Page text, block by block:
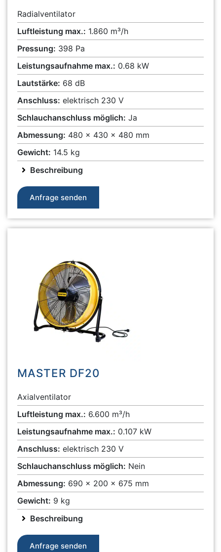
Radialventilator
Luftleistung max.: 1.860 m³/h
Pressung: 398 Pa
Leistungsaufnahme max.: 0.68 kW
Lautstärke: 68 dB
Anschluss: elektrisch 230 V
Schlauchanschluss möglich: Ja
Abmessung: 480 x 430 x 480 mm
Gewicht: 14.5 kg
Beschreibung
Anfrage senden
MASTER DF20
Axialventilator
Luftleistung max.: 6.600 m³/h
Leistungsaufnahme max.: 0.107 kW
Anschluss: elektrisch 230 V
Schlauchanschluss möglich: Nein
Abmessung: 690 x 200 x 675 mm
Gewicht: 9 kg
Beschreibung
Anfrage senden